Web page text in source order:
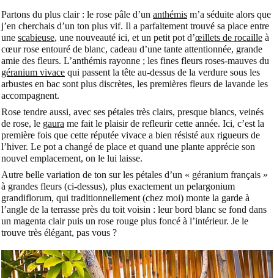
Partons du plus clair : le rose pâle d’un anthémis m’a séduite alors que
j’en cherchais d’un ton plus vif. Il a parfaitement trouvé sa place entre
une scabieuse, une nouveauté ici, et un petit pot d’œillets de rocaille à
cœur rose entouré de blanc, cadeau d’une tante attentionnée, grande
amie des fleurs. L’anthémis rayonne ; les fines fleurs roses-mauves du
géranium vivace qui passent la tête au-dessus de la verdure sous les
arbustes en bac sont plus discrètes, les premières fleurs de lavande les
accompagnent.
Rose tendre aussi, avec ses pétales très clairs, presque blancs, veinés
de rose, le gaura me fait le plaisir de refleurir cette année. Ici, c’est la
première fois que cette réputée vivace a bien résisté aux rigueurs de
l’hiver. Le pot a changé de place et quand une plante apprécie son
nouvel emplacement, on le lui laisse.
Autre belle variation de ton sur les pétales d’un « géranium français »
à grandes fleurs (ci-dessus), plus exactement un pelargonium
grandiflorum, qui traditionnellement (chez moi) monte la garde à
l’angle de la terrasse près du toit voisin : leur bord blanc se fond dans
un magenta clair puis un rose rouge plus foncé à l’intérieur. Je le
trouve très élégant, pas vous ?